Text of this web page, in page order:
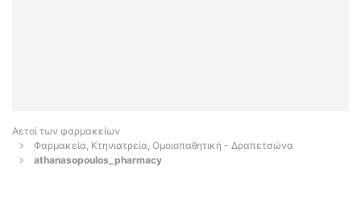
Αετοί των φαρμακείων
Φαρμακεία, Κτηνιατρεία, Ομοιοπαθητική - Δραπετσώνα
athanasopoulos_pharmacy